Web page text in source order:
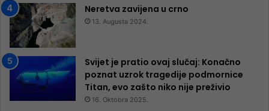
Neretva zavijena u crno
13. Augusta 2024.
Svijet je pratio ovaj slučaj: Konačno
poznat uzrok tragedije podmornice
Titan, evo zašto niko nije preživio
16. Oktobra 2025.